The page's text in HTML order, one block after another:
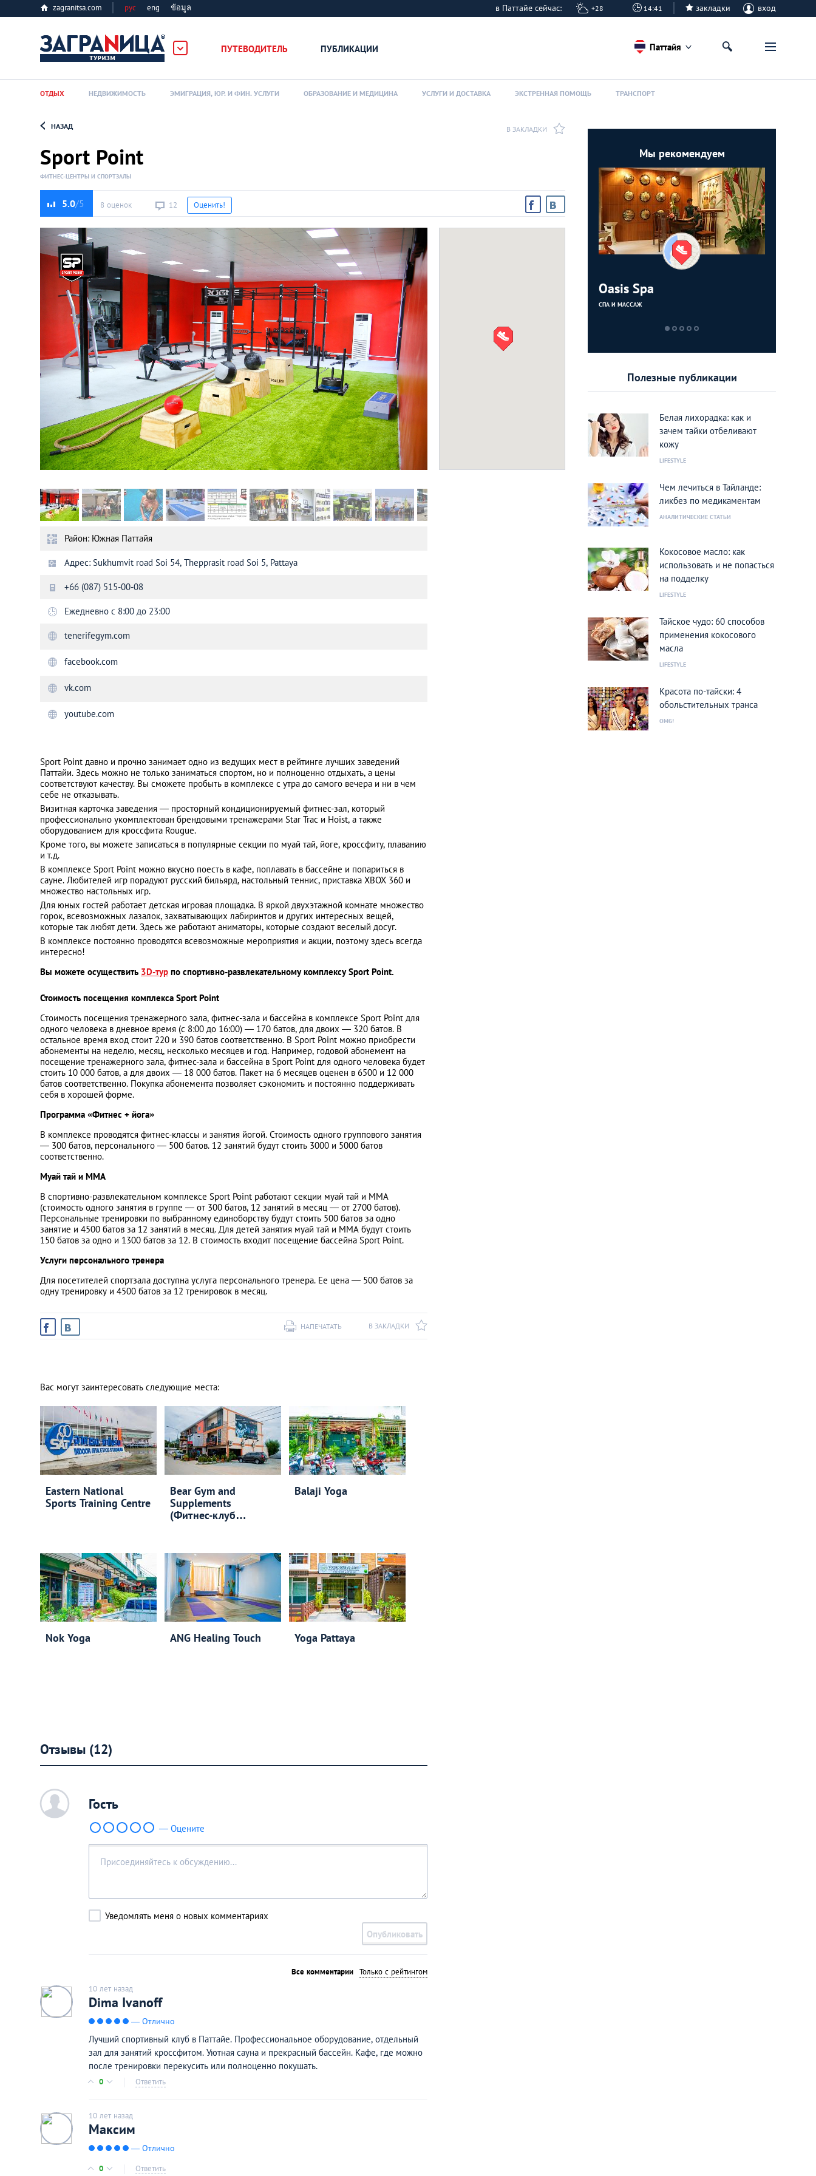
zagranitsa.com рус eng ข้อมูล в Паттайе сейчас: +28 14:42 закладки вход
ПУТЕВОДИТЕЛЬ ПУБЛИКАЦИИ
Алматы
Астана
Афины
Киев
Лондон
Лос-Анджелес
Москва
Паттайя
Пхукет
Loading...
Паттайя
ОТДЫХ НЕДВИЖИМОСТЬ ЭМИГРАЦИЯ, ЮР. И ФИН. УСЛУГИ ОБРАЗОВАНИЕ И МЕДИЦИНА УСЛУГИ И ДОСТАВКА ЭКСТРЕННАЯ ПОМОЩЬ ТРАНСПОРТ
НАЗАД В ЗАКЛАДКИ
Sport Point
ФИТНЕС-ЦЕНТРЫ И СПОРТЗАЛЫ
5.0 8 оценок 12 Оценить!
Район: Южная Паттайя
Адрес: Sukhumvit road Soi 54, Thepprasit road Soi 5, Pattaya
+66 (087) 515-00-08
Ежедневно с 8:00 до 23:00
tenerifegym.com
facebook.com
vk.com
youtube.com
Sport Point давно и прочно занимает одно из ведущих мест в рейтинге лучших заведений
Паттайи. Здесь можно не только заниматься спортом, но и полноценно отдыхать, а цены
соответствуют качеству. Вы сможете пробыть в комплексе с утра до самого вечера и ни в чем
себе не отказывать.
Визитная карточка заведения — просторный кондиционируемый фитнес-зал, который
профессионально укомплектован брендовыми тренажерами Star Trac и Hoist, а также
оборудованием для кроссфита Rougue.
Кроме того, вы можете записаться в популярные секции по муай тай, йоге, кроссфиту, плаванию
и т.д.
В комплексе Sport Point можно вкусно поесть в кафе, поплавать в бассейне и попариться в
сауне. Любителей игр порадуют русский бильярд, настольный теннис, приставка XBOX 360 и
множество настольных игр.
Для юных гостей работает детская игровая площадка. В яркой двухэтажной комнате множество
горок, всевозможных лазалок, захватывающих лабиринтов и других интересных вещей,
которые так любят дети. Здесь же работают аниматоры, которые создают веселый досуг.
В комплексе постоянно проводятся всевозможные мероприятия и акции, поэтому здесь всегда
интересно!
Вы можете осуществить 3D-тур по спортивно-развлекательному комплексу Sport Point.
Стоимость посещения комплекса Sport Point
Стоимость посещения тренажерного зала, фитнес-зала и бассейна в комплексе Sport Point для
одного человека в дневное время (с 8:00 до 16:00) — 170 батов, для двоих — 320 батов. В
остальное время вход стоит 220 и 390 батов соответственно. В Sport Point можно приобрести
абонементы на неделю, месяц, несколько месяцев и год. Например, годовой абонемент на
посещение тренажерного зала, фитнес-зала и бассейна в Sport Point для одного человека будет
стоить 10 000 батов, а для двоих — 18 000 батов. Пакет на 6 месяцев оценен в 6500 и 12 000
батов соответственно. Покупка абонемента позволяет сэкономить и постоянно поддерживать
себя в хорошей форме.
Программа «Фитнес + йога»
В комплексе проводятся фитнес-классы и занятия йогой. Стоимость одного группового занятия
— 300 батов, персонального — 500 батов. 12 занятий будут стоить 3000 и 5000 батов
соответственно.
Муай тай и MMA
В спортивно-развлекательном комплексе Sport Point работают секции муай тай и MMA
(стоимость одного занятия в группе — от 300 батов, 12 занятий в месяц — от 2700 батов).
Персональные тренировки по выбранному единоборству будут стоить 500 батов за одно
занятие и 4500 батов за 12 занятий в месяц. Для детей занятия муай тай и MMA будут стоить
150 батов за одно и 1300 батов за 12. В стоимость входит посещение бассейна Sport Point.
Услуги персонального тренера
Для посетителей спортзала доступна услуга персонального тренера. Ее цена ― 500 батов за
одну тренировку и 4500 батов за 12 тренировок в месяц.
В ЗАКЛАДКИ
НАПЕЧАТАТЬ
Вас могут заинтересовать следующие места:
Eastern National
Sports Training Centre
Bear Gym and
Supplements
(Фитнес-клуб
Balaji Yoga
Nok Yoga ANG Healing Touch Yoga Pattaya
Мы рекомендуем
Oasis Spa
СПА И МАССАЖ
Полезные публикации
Белая лихорадка: как и
зачем тайки отбеливают
кожу
LIFESTYLE
Чем лечиться в Тайланде:
ликбез по медикаментам
АНАЛИТИЧЕСКИЕ СТАТЬИ
Кокосовое масло: как
использовать и не попасться
на подделку
LIFESTYLE
Тайское чудо: 60 способов
применения кокосового
масла
LIFESTYLE
Красота по-тайски: 4
обольстительных транса
OMG!
Отзывы (12)
c Гость
— Оцените
Уведомлять меня о новых комментариях
Опубликовать
Все комментарии Только с рейтингом
10 лет назад
Dima Ivanoff
— Отлично
Лучший спортивный клуб в Паттайе. Профессиональное оборудование, отдельный
зал для занятий кроссфитом. Уютная сауна и прекрасный бассейн. Кафе, где можно
после тренировки перекусить или полноценно покушать.
0 Ответить
10 лет назад
Максим
— Отлично
0 Ответить